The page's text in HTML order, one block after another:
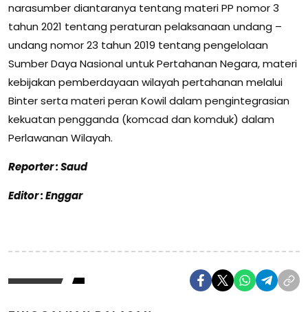
narasumber diantaranya tentang materi PP nomor 3
tahun 2021 tentang peraturan pelaksanaan undang –
undang nomor 23 tahun 2019 tentang pengelolaan
Sumber Daya Nasional untuk Pertahanan Negara, materi
kebijakan pemberdayaan wilayah pertahanan melalui
Binter serta materi peran Kowil dalam pengintegrasian
kekuatan pengganda (komcad dan komduk) dalam
Perlawanan Wilayah.
Reporter : Saud
Editor : Enggar